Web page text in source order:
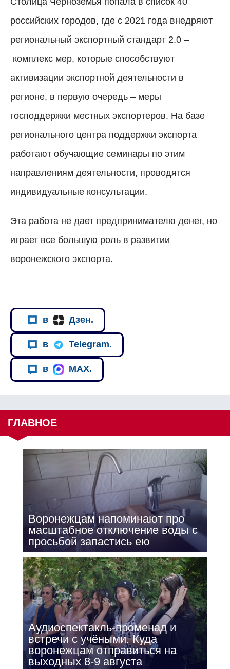
российских городов, где с 2021 года внедряют
региональный экспортный стандарт 2.0 –
комплекс мер, которые способствуют
активизации экспортной деятельности в
регионе, в первую очередь – меры
господдержки местных экспортеров. На базе
регионального центра поддержки экспорта
работают обучающие семинары по этим
направлениям деятельности, проводятся
индивидуальные консультации.
Эта работа не дает предпринимателю денег, но
играет все большую роль в развитии
воронежского экспорта.
в Дзен.
в Telegram.
в MAX.
ГЛАВНОЕ
Воронежцам напоминают про
масштабное отключение воды с
просьбой запастись ею
Аудиоспектакль-променад и
встречи с учёными. Куда
воронежцам отправиться на
выходных 8-9 августа